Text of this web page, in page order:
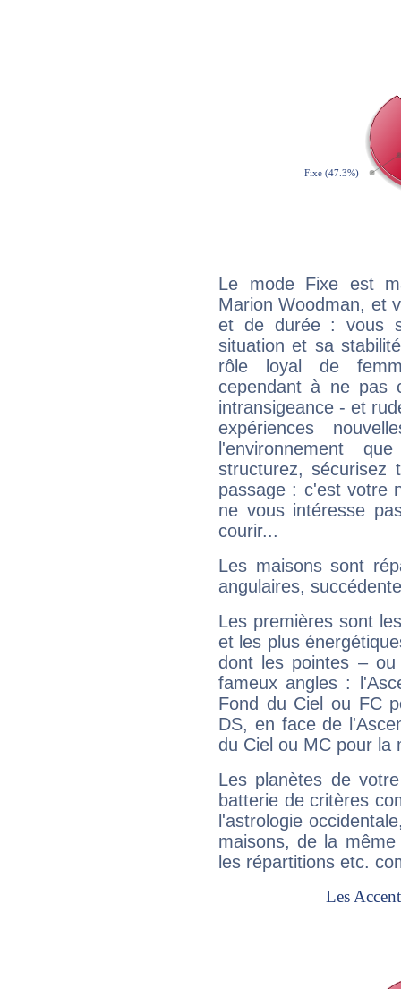
Le mode Fixe est
Marion Woodman, et
et de durée : vous
situation et sa
rôle loyal de
cependant à ne pas
intransigeance - et
expériences
l'environnement
structurez, sécurisez
passage : c'est votre
ne vous intéresse
courir...
Les maisons sont
angulaires,
Les premières sont
et les plus
dont les pointes –
fameux angles :
Fond du Ciel ou FC
DS, en face de
du Ciel ou MC pour la
Les planètes de
batterie de critères
l'astrologie
maisons, de la
les répartitions etc.